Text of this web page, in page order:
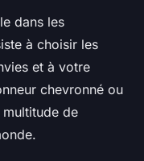
dans les
à choisir les
et à votre
chevronné ou
de